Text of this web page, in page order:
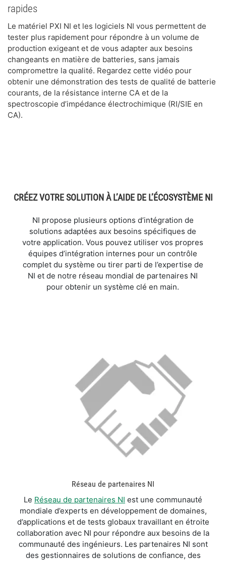
rapides
Le matériel PXI NI et les logiciels NI vous permettent de
tester plus rapidement pour répondre à un volume de
production exigeant et de vous adapter aux besoins
changeants en matière de batteries, sans jamais
compromettre la qualité. Regardez cette vidéo pour
obtenir une démonstration des tests de qualité de batterie
courants, de la résistance interne CA et de la
spectroscopie d’impédance électrochimique (RI/SIE en
CA).
CRÉEZ VOTRE SOLUTION À L’AIDE DE L’ÉCOSYSTÈME NI
NI propose plusieurs options d’intégration de
solutions adaptées aux besoins spécifiques de
votre application. Vous pouvez utiliser vos propres
équipes d’intégration internes pour un contrôle
complet du système ou tirer parti de l’expertise de
NI et de notre réseau mondial de partenaires NI
pour obtenir un système clé en main.
Réseau de partenaires NI
Le Réseau de partenaires NI est une communauté
mondiale d’experts en développement de domaines,
d’applications et de tests globaux travaillant en étroite
collaboration avec NI pour répondre aux besoins de la
communauté des ingénieurs. Les partenaires NI sont
des gestionnaires de solutions de confiance, des